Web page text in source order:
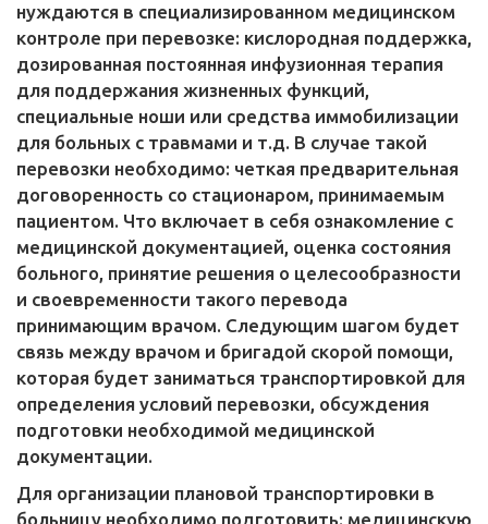
нуждаются в специализированном медицинском
контроле при перевозке: кислородная поддержка,
дозированная постоянная инфузионная терапия
для поддержания жизненных функций,
специальные ноши или средства иммобилизации
для больных с травмами и т.д. В случае такой
перевозки необходимо: четкая предварительная
договоренность со стационаром, принимаемым
пациентом. Что включает в себя ознакомление с
медицинской документацией, оценка состояния
больного, принятие решения о целесообразности
и своевременности такого перевода
принимающим врачом. Следующим шагом будет
связь между врачом и бригадой скорой помощи,
которая будет заниматься транспортировкой для
определения условий перевозки, обсуждения
подготовки необходимой медицинской
документации.
Для организации плановой транспортировки в
больницу необходимо подготовить: медицинскую